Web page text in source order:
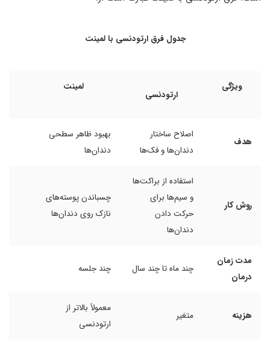
جدول فرق ارتودنسی با لمینت
ویژگی
ارتودنسی
لمینت
هدف
اصلاح ساختار
دندان‌ها و فک‌ها
بهبود ظاهر سطحی
دندان‌ها
روش کار
استفاده از براکت‌ها
و سیم‌ها برای
حرکت دادن
دندان‌ها
چسباندن پوسته‌های
نازک روی دندان‌ها
مدت زمان
درمان
چند ماه تا چند سال چند جلسه
هزینه متغیر
معمولاً بالاتر از
ارتودنسی